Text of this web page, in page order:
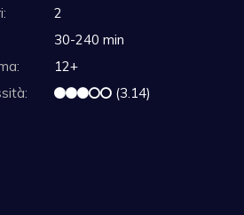
2
30-240 min
12+
(3.14)